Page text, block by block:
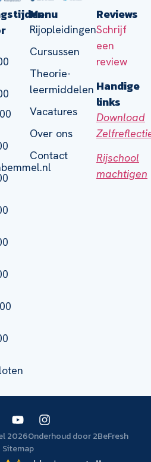
Menu
Rijopleidingen
Cursussen
Theorie-
leermiddelen
Vacatures
Over ons
Contact
Reviews
Schrijf
een
review
Handige
links
Download
Rijschool
machtigen
2026Onderhoud door 2BeFresh
Sitemap